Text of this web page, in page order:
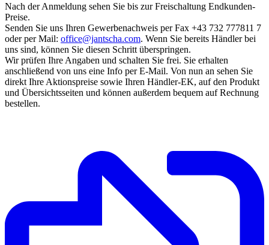
Nach der Anmeldung sehen Sie bis zur Freischaltung Endkunden-
Preise.
Senden Sie uns Ihren Gewerbenachweis per Fax +43 732 777811 7
oder per Mail: office@jantscha.com. Wenn Sie bereits Händler bei
uns sind, können Sie diesen Schritt überspringen.
Wir prüfen Ihre Angaben und schalten Sie frei. Sie erhalten
anschließend von uns eine Info per E-Mail. Von nun an sehen Sie
direkt Ihre Aktionspreise sowie Ihren Händler-EK, auf den Produkt
und Übersichtsseiten und können außerdem bequem auf Rechnung
bestellen.